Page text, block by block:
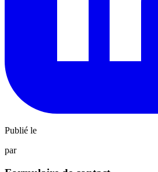
Publié le
par